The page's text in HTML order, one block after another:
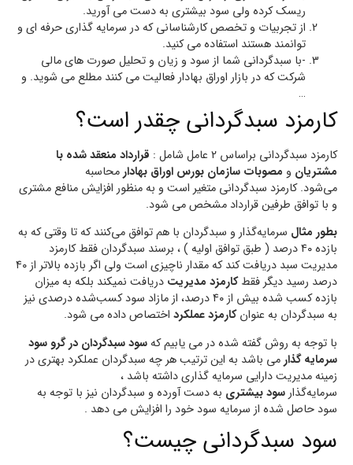
ریسک کرده ولی سود بیشتری به دست می آورید.
از تجربیات و تخصص کارشناسانی که در سرمایه گذاری حرفه ای و
توانمند هستند استفاده می کنید.
-با سبدگردانی شما از سود و زیان و تحلیل صورت های مالی
شرکت که در بازار اوراق بهادار فعالیت می کنند مطلع می شوید. و
…
کارمزد سبدگردانی چقدر است؟
کارمزد سبدگردانی براساس ۲ عامل شامل :
قرارداد منعقد شده با
مشتریان و مصوبات سازمان بورس اوراق بهادارمحاسبه
می‌شود. کارمزد سبدگردانی متغیر است و به منظور افزایش منافع مشتری
و با توافق طرفین قرارداد مشخص می شود.
بطور مثال سرمایه‌گذار و سبدگردان ‌با هم توافق می‌کنند که تا وقتی که به
بازده ۴۰ درصد ( طبق توافق اولیه ) ، برسند سبدگردان فقط کارمزد
مدیریت سبد دریافت کند که مقدار ناچیزی است ولی اگر بازده بالاتر از ۴۰
درصد رسید دیگر فقطکارمزد مدیریت دریافت نمیکند بلکه به میزان
بازده کسب شده بیش از ۴۰ درصد، از مازاد سود کسب‌شده درصدی نیز
به سبدگردان به عنوانکارمزد عملکرد اختصاص داده می شود.
با توجه به روش گفته شده در می یابیم کهسود سبدگردان در گرو سود
سرمایه گذار می باشد به‌ این‌ ترتیب هر چه سبدگردان عملکرد بهتری در
زمینه مدیریت دارایی سرمایه گذاری داشته باشد ،
سرمایه‌گذار سودبیشتری به دست آورده و سبدگردان نیز با توجه به
سود حاصل شده از سرمایه سود خود را افزایش می دهد .
سود سبدگردانی چیست؟